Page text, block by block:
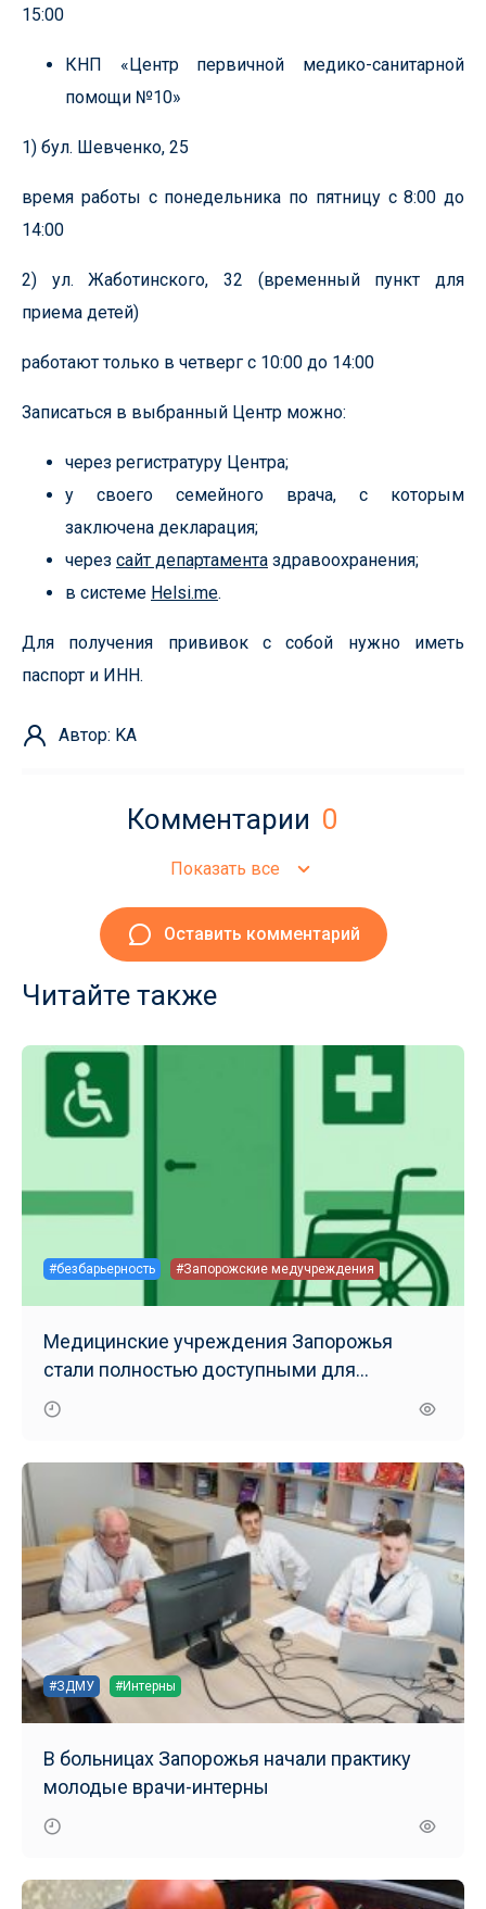
15:00
КНП «Центр первичной медико-санитарной
помощи №10»
1) бул. Шевченко, 25
время работы с понедельника по пятницу с 8:00 до
14:00
2) ул. Жаботинского, 32 (временный пункт для
приема детей)
работают только в четверг с 10:00 до 14:00
Записаться в выбранный Центр можно:
через регистратуру Центра;
у своего семейного врача, с которым
заключена декларация;
через сайт департамента здравоохранения;
в системе Helsi.me.
Для получения прививок с собой нужно иметь
паспорт и ИНН.
Автор: KA
Комментарии 0
Показать все
Оставить комментарий
Читайте также
#безбарьерность #Запорожские медучреждения
Медицинские учреждения Запорожья
стали полностью доступными для
маломобильных групп населения
#ЗДМУ #Интерны
В больницах Запорожья начали практику
молодые врачи-интерны